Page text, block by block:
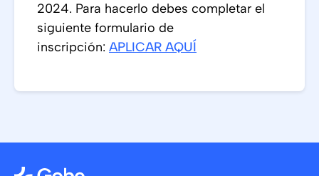
2024. Para hacerlo debes completar el
siguiente formulario de
inscripción: APLICAR AQUÍ